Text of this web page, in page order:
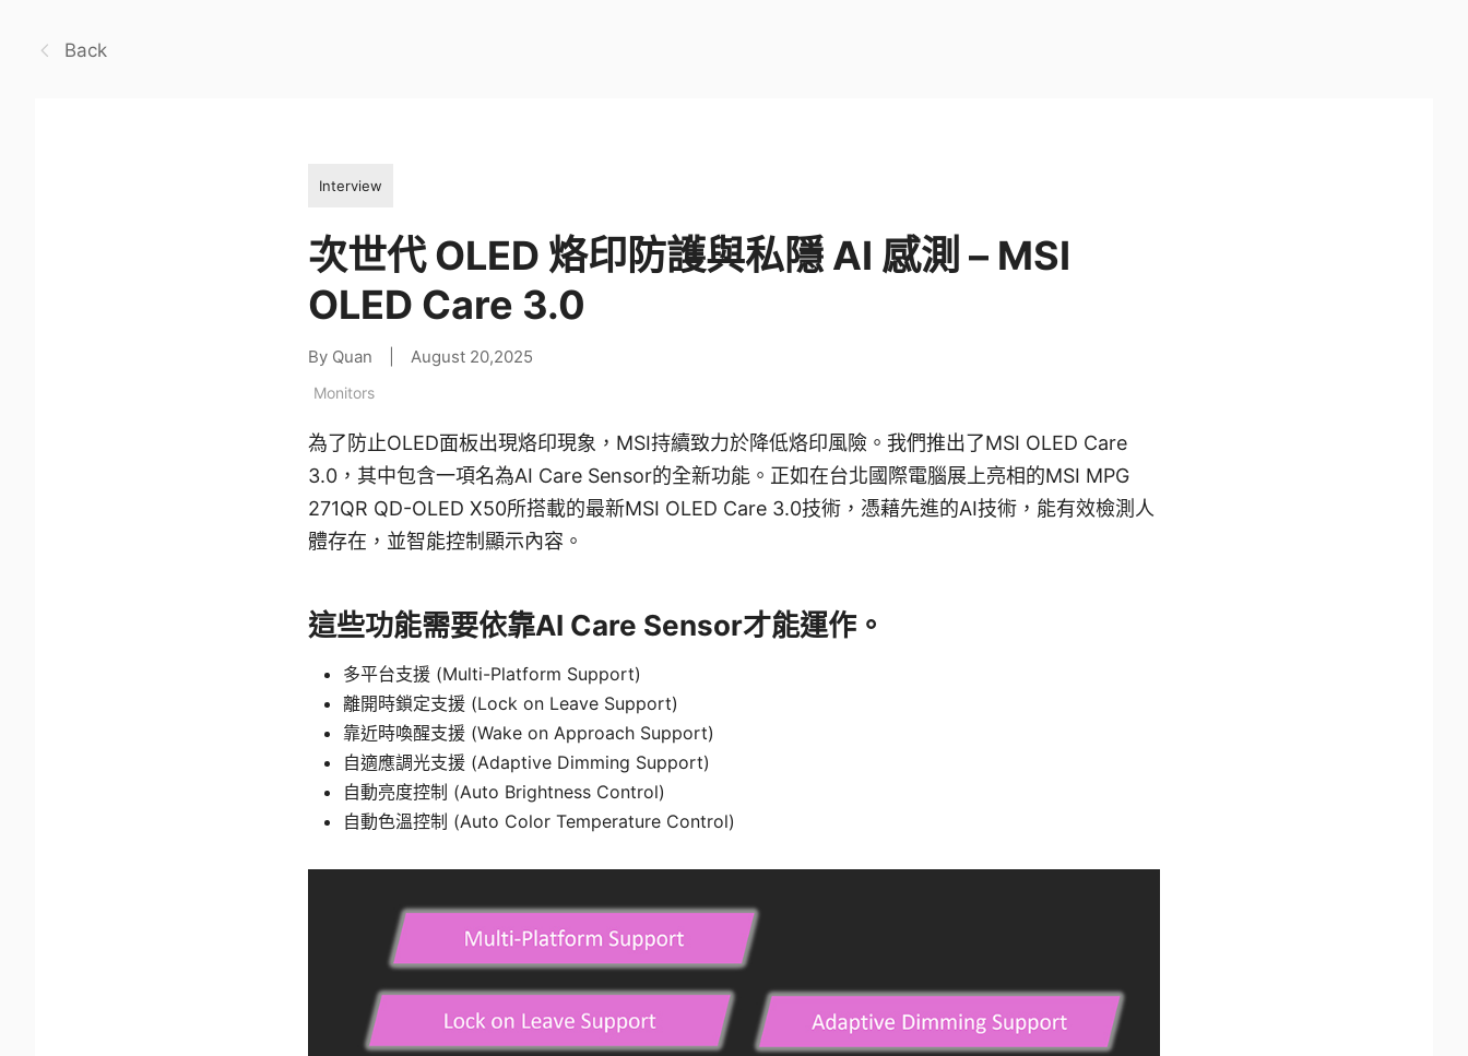
Back
Interview
次世代 OLED 烙印防護與私隱 AI 感測 – MSI
OLED Care 3.0
By Quan August 20,2025
Monitors
為了防止OLED面板出現烙印現象，MSI持續致力於降低烙印風險。我們推出了MSI OLED Care
3.0，其中包含一項名為AI Care Sensor的全新功能。正如在台北國際電腦展上亮相的MSI MPG
271QR QD-OLED X50所搭載的最新MSI OLED Care 3.0技術，憑藉先進的AI技術，能有效檢測人
體存在，並智能控制顯示內容。
這些功能需要依靠AI Care Sensor才能運作。
多平台支援 (Multi-Platform Support)
離開時鎖定支援 (Lock on Leave Support)
靠近時喚醒支援 (Wake on Approach Support)
自適應調光支援 (Adaptive Dimming Support)
自動亮度控制 (Auto Brightness Control)
自動色溫控制 (Auto Color Temperature Control)